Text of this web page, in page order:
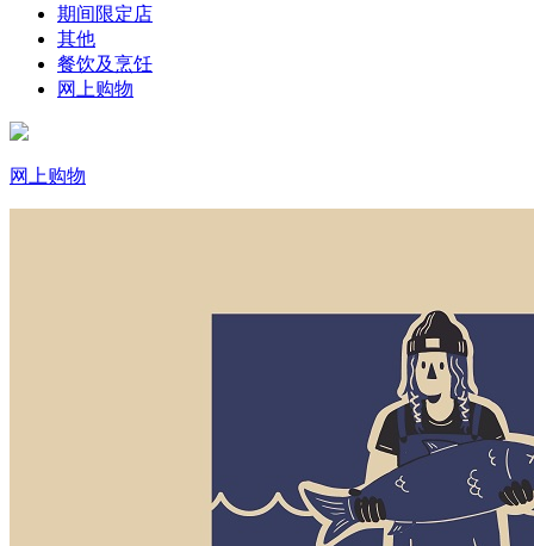
期间限定店
其他
餐饮及烹饪
网上购物
网上购物